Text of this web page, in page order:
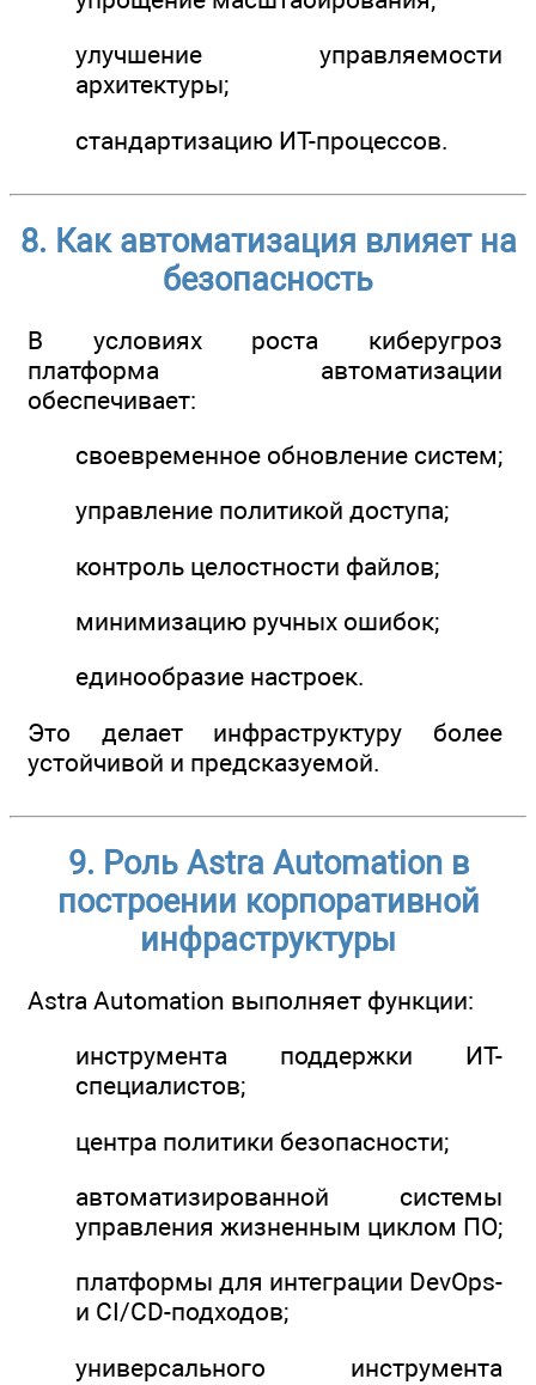
улучшение управляемости
архитектуры;
стандартизацию ИТ-процессов.
8. Как автоматизация влияет на
безопасность
В условиях роста киберугроз
платформа автоматизации
обеспечивает:
своевременное обновление систем;
управление политикой доступа;
контроль целостности файлов;
минимизацию ручных ошибок;
единообразие настроек.
Это делает инфраструктуру более
устойчивой и предсказуемой.
9. Роль Astra Automation в
построении корпоративной
инфраструктуры
Astra Automation выполняет функции:
инструмента поддержки ИТ-
специалистов;
центра политики безопасности;
автоматизированной системы
управления жизненным циклом ПО;
платформы для интеграции DevOps-
и CI/CD-подходов;
универсального инструмента